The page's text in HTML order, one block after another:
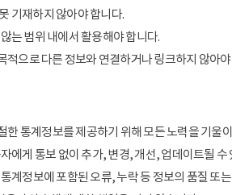
기재하지 않아야 합니다.
는 범위 내에서 활용해야 합니다.
으로 다른 정보와 연결하거나 링크하지 않아
통계정보를 제공하기 위해 모든 노력을 기울
에게 통보 없이 추가, 변경, 개선, 업데이트될 수
계정보에 포함된 오류, 누락 등 정보의 품질 또